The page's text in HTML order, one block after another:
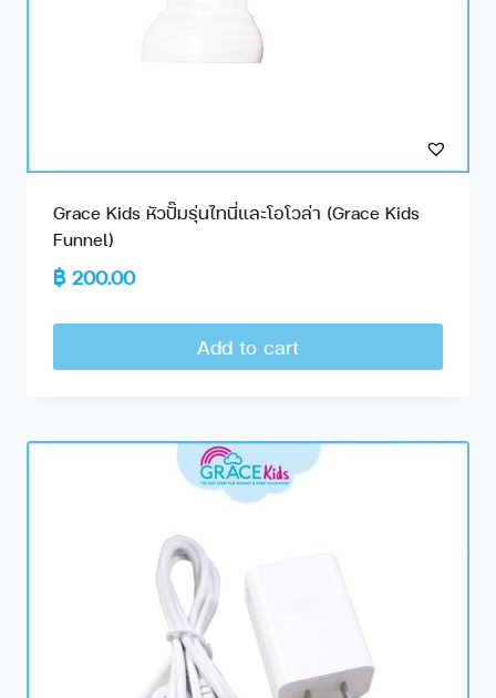
Grace Kids หัวปั๊มรุ่นไทนี่และโอโวล่า (Grace Kids
Funnel)
฿ 200.00
Add to cart